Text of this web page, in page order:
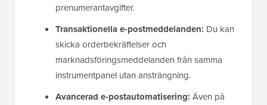
prenumerantavgifter.
Transaktionella e-postmeddelanden: Du kan
skicka orderbekräftelser och
marknadsföringsmeddelanden från samma
instrumentpanel utan ansträngning.
Avancerad e-postautomatisering: Även på